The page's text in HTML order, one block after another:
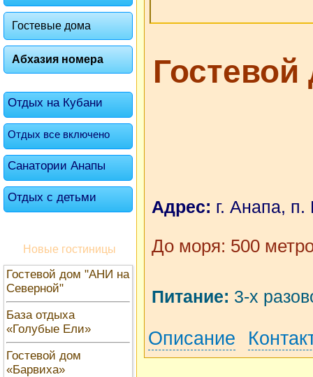
Гостевые дома
Абхазия номера
Отдых на Кубани
Отдых все включено
Санатории Анапы
Отдых с детьми
Новые гостиницы
Гостевой дом "АНИ на
Северной"
База отдыха
«Голубые Ели»
Гостевой дом
«Барвиха»
Адрес: г. Анапа,
До моря: 500
Питание: 3-х
Описание